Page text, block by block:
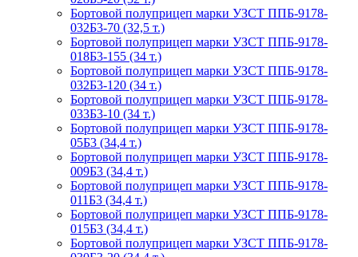
Бортовой полуприцеп марки УЗСТ ППБ-9178-
032Б3-70 (32,5 т.)
Бортовой полуприцеп марки УЗСТ ППБ-9178-
018Б3-155 (34 т.)
Бортовой полуприцеп марки УЗСТ ППБ-9178-
032Б3-120 (34 т.)
Бортовой полуприцеп марки УЗСТ ППБ-9178-
033Б3-10 (34 т.)
Бортовой полуприцеп марки УЗСТ ППБ-9178-
05Б3 (34,4 т.)
Бортовой полуприцеп марки УЗСТ ППБ-9178-
009Б3 (34,4 т.)
Бортовой полуприцеп марки УЗСТ ППБ-9178-
011Б3 (34,4 т.)
Бортовой полуприцеп марки УЗСТ ППБ-9178-
015Б3 (34,4 т.)
Бортовой полуприцеп марки УЗСТ ППБ-9178-